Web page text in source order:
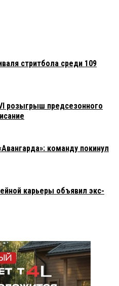
стритбола среди 109
розыгрыш предсезонного
команду покинул
карьеры объявил экс-